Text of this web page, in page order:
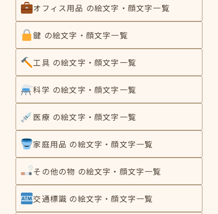
オフィス用品 の絵文字・顔文字一覧
鍵 の絵文字・顔文字一覧
工具 の絵文字・顔文字一覧
科学 の絵文字・顔文字一覧
医療 の絵文字・顔文字一覧
家庭用品 の絵文字・顔文字一覧
その他の物 の絵文字・顔文字一覧
交通標識 の絵文字・顔文字一覧